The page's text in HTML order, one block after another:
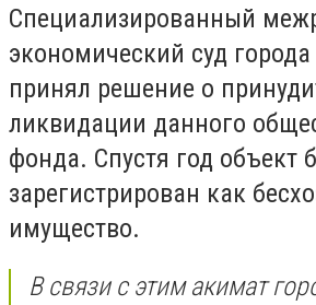
Специализированный
экономический суд
принял решение о
ликвидации данного
фонда. Спустя год объект
зарегистрирован как
имущество.
В связи с этим акимат